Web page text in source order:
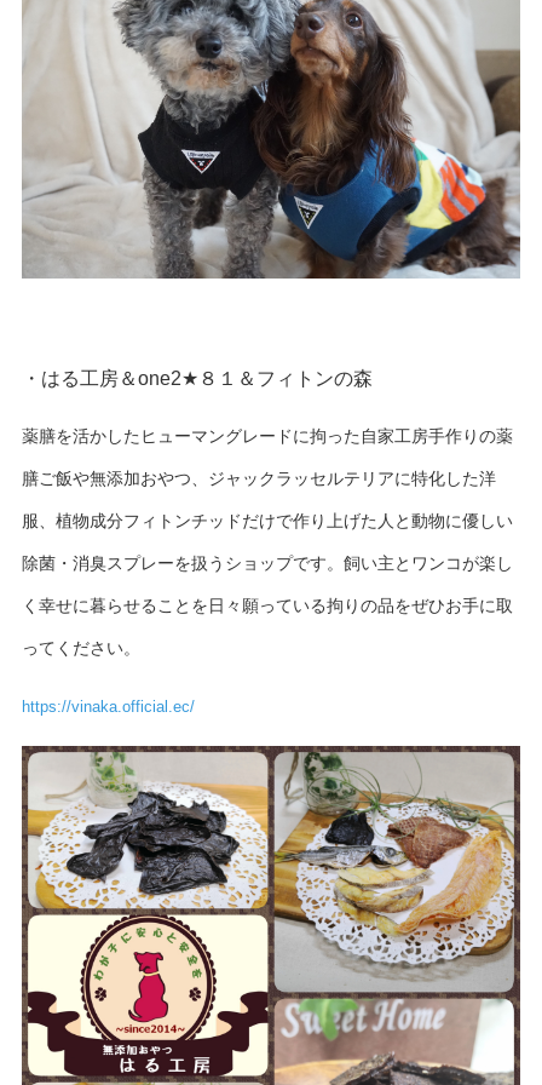
・はる工房＆one2★８１＆フィトンの森
薬膳を活かしたヒューマングレードに拘った自家工房手作りの薬
膳ご飯や無添加おやつ、ジャックラッセルテリアに特化した洋
服、植物成分フィトンチッドだけで作り上げた人と動物に優しい
除菌・消臭スプレーを扱うショップです。飼い主とワンコが楽し
く幸せに暮らせることを日々願っている拘りの品をぜひお手に取
ってください。
https://vinaka.official.ec/